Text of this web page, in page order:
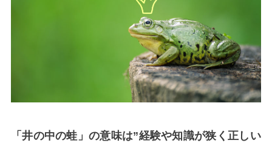
「井の中の蛙」の意味は”経験や知識が狭く正しい